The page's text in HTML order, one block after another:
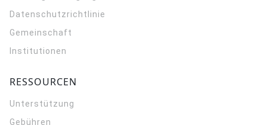
Datenschutzrichtlinie
Gemeinschaft
Institutionen
RESSOURCEN
Unterstützung
Gebühren